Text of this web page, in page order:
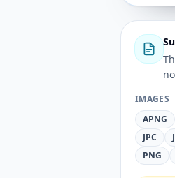
IMAGES
APNG
JPC
PNG